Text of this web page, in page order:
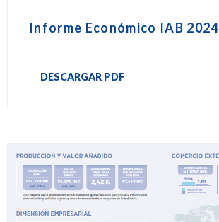
Informe Económico IAB 2024
DESCARGAR PDF